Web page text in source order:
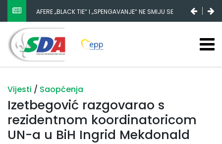
AFERE „BLACK TIE“ I „SPENGAVANJE“ NE SMIJU SE
ZATAŠKATI
Vijesti / Saopćenja
Izetbegović razgovarao s
rezidentnom koordinatoricom
UN-a u BiH Ingrid Mekdonald